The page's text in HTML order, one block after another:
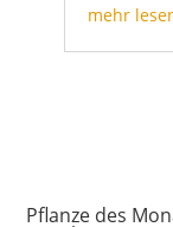
mehr
Pflanze des